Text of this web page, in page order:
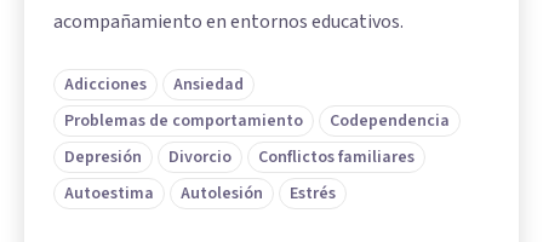
acompañamiento en entornos educativos.
Adicciones
Ansiedad
Problemas de comportamiento
Codependencia
Depresión
Divorcio
Conflictos familiares
Autoestima
Autolesión Estrés